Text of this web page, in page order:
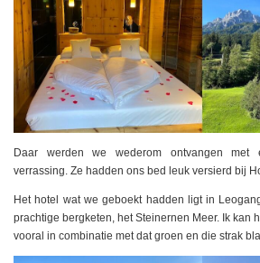
Daar werden we wederom ontvangen met
verrassing. Ze hadden ons bed leuk versierd bij
Het hotel wat we geboekt hadden ligt in
prachtige bergketen, het Steinernen Meer. Ik kan
vooral in combinatie met dat groen en die strak